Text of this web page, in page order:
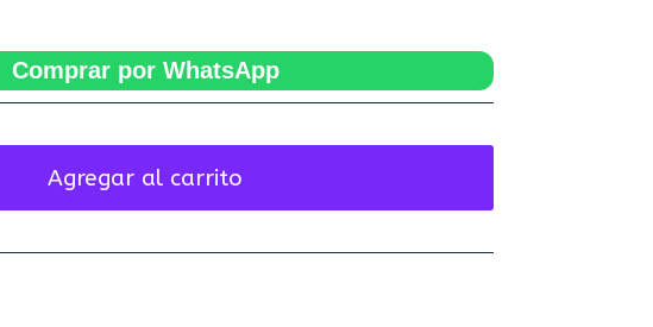
Comprar por WhatsApp
Agregar al carrito